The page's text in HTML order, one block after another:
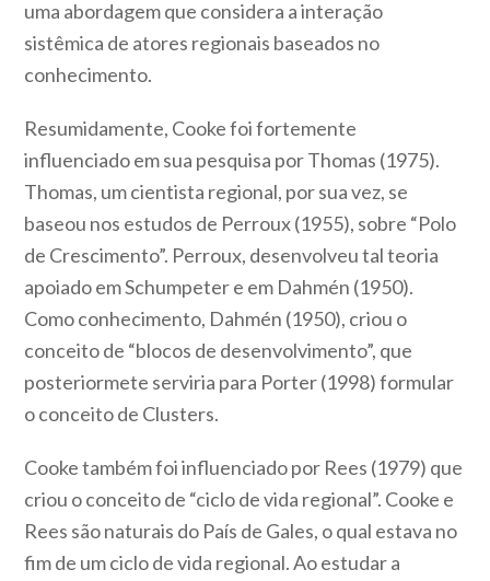
uma abordagem que considera a interação
sistêmica de atores regionais baseados no
conhecimento.
Resumidamente, Cooke foi fortemente
influenciado em sua pesquisa por Thomas (1975).
Thomas, um cientista regional, por sua vez, se
baseou nos estudos de Perroux (1955), sobre “Polo
de Crescimento”. Perroux, desenvolveu tal teoria
apoiado em Schumpeter e em Dahmén (1950).
Como conhecimento, Dahmén (1950), criou o
conceito de “blocos de desenvolvimento”, que
posteriormete serviria para Porter (1998) formular
o conceito de Clusters.
Cooke também foi influenciado por Rees (1979) que
criou o conceito de “ciclo de vida regional”. Cooke e
Rees são naturais do País de Gales, o qual estava no
fim de um ciclo de vida regional. Ao estudar a